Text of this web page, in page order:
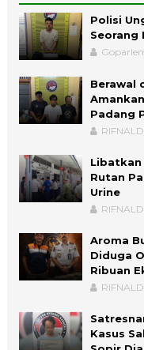
Polisi
Seorang
Berawal
Padang
Libatkan
Rutan
Urine
Aroma
Diduga
Ribuan
Kasus